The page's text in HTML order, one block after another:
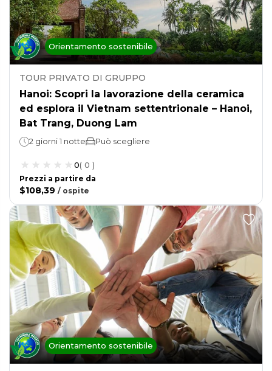
Orientamento sostenibile
TOUR PRIVATO DI GRUPPO
Hanoi: Scopri la lavorazione della ceramica
ed esplora il Vietnam settentrionale – Hanoi,
Bat Trang, Duong Lam
2 giorni 1 notte Può scegliere
0( 0 )
Prezzi a partire da
$108,39 / ospite
Orientamento sostenibile